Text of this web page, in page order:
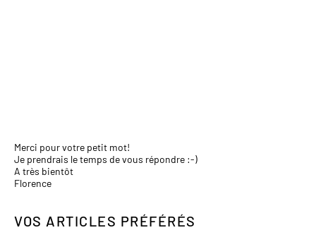
Merci pour votre petit mot!
Je prendrais le temps de vous répondre :-)
A très bientôt
Florence
VOS ARTICLES PRÉFÉRÉS